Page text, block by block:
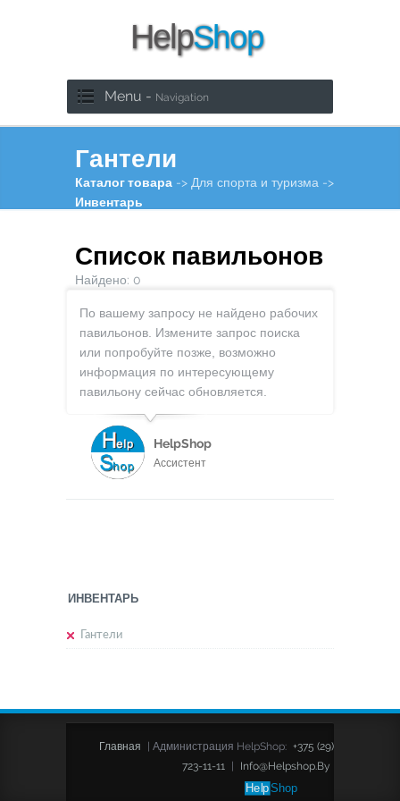
Menu - Navigation
Гантели
Каталог товара -> Для спорта и туризма ->
Инвентарь
Список павильонов
Найдено: 0
По вашему запросу не найдено рабочих
павильонов. Измените запрос поиска
или попробуйте позже, возможно
информация по интересующему
павильону сейчас обновляется.
HelpShop
Ассистент
ИНВЕНТАРЬ
Гантели
Главная | Администрация HelpShop: +375 (29)
723-11-11
| Info@helpshop.by